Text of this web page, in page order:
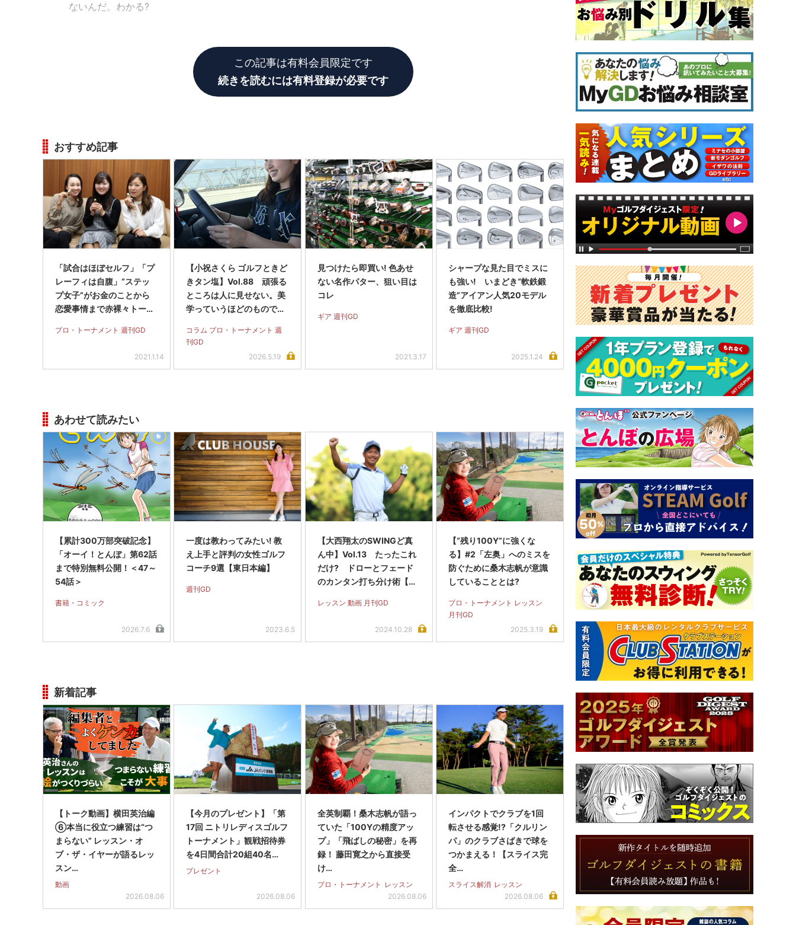
ないんだ。わかる?
この記事は有料会員限定です
続きを読むには有料登録が必要です
おすすめ記事
「試合はほぼセルフ」「プ
レーフィは自腹」“ステッ
プ女子”がお金のことから
恋愛事情まで赤裸々トー
プロ・トーナメント 週刊GD
2021.1.14
【小祝さくら ゴルフときど
きタン塩】Vol.88 頑張る
ところは人に見せない。美
学っていうほどのものでは
コラム プロ・トーナメント 週
刊GD
2026.5.19
見つけたら即買い! 色あせ
ない名作パター、狙い目は
コレ
ギア 週刊GD
2021.3.17
シャープな見た目でミスに
も強い! いまどき“軟鉄鍛
造”アイアン人気20モデル
を徹底比較!
ギア 週刊GD
2025.1.24
あわせて読みたい
【累計300万部突破記念】
「オーイ！とんぼ」第62話
まで特別無料公開！＜47～
54話＞
書籍・コミック
2026.7.6
一度は教わってみたい! 教
え上手と評判の女性ゴルフ
コーチ9選【東日本編】
週刊GD
2023.6.5
【大西翔太のSWINGど真
ん中】Vol.13 たったこれ
だけ? ドローとフェード
のカンタン打ち分け術【動
レッスン 動画 月刊GD
2024.10.28
【“残り100Y”に強くな
る】#2「左奥」へのミスを
防ぐために桑木志帆が意識
していることとは?
プロ・トーナメント レッスン
月刊GD
2025.3.19
新着記事
【トーク動画】横田英治編
⑥本当に役立つ練習は“つ
まらない” レッスン・オ
ブ・ザ・イヤーが語るレッ
スン…
動画
2026.08.06
【今月のプレゼント】「第
17回 ニトリレディスゴルフ
トーナメント」観戦招待券
を4日間合計20組40名…
プレゼント
2026.08.06
全英制覇！桑木志帆が語っ
ていた「100Yの精度アッ
プ」「飛ばしの秘密」を再
録！ 藤田寛之から直接受
け…
プロ・トーナメント レッスン
2026.08.06
インパクトでクラブを1回
転させる感覚!?「クルリン
パ」のクラブさばきで球を
つかまえる！【スライス完
全…
スライス解消 レッスン
2026.08.06